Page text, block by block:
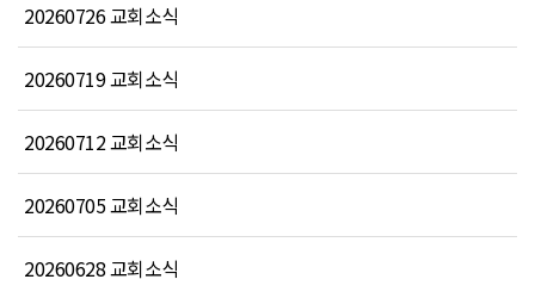
20260726 교회소식
20260719 교회소식
20260712 교회소식
20260705 교회소식
20260628 교회소식